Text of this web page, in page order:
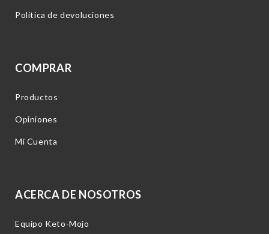
Política de devoluciones
COMPRAR
Productos
Opiniones
Mi Cuenta
ACERCA DE NOSOTROS
Equipo Keto-Mojo